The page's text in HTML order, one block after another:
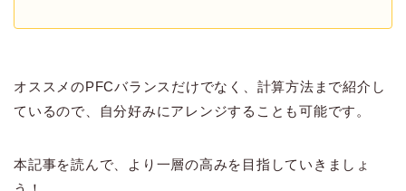
オススメのPFCバランスだけでなく、計算方法まで紹介し
ているので、自分好みにアレンジすることも可能です。
本記事を読んで、より一層の高みを目指していきましょ